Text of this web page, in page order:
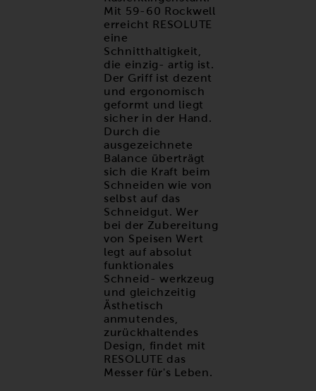
Mit 59-60 Rockwell
erreicht RESOLUTE
eine
Schnitthaltigkeit,
die einzig- artig ist.
Der Griff ist dezent
und ergonomisch
geformt und liegt
sicher in der Hand.
Durch die
ausgezeichnete
Balance überträgt
sich die Kraft beim
Schneiden wie von
selbst auf das
Schneidgut. Wer
bei der Zubereitung
von Speisen Wert
legt auf absolut
funktionales
Schneid- werkzeug
und gleichzeitig
Ästhetisch
anmutendes,
zurückhaltendes
Design, findet mit
RESOLUTE das
Messer für's Leben.